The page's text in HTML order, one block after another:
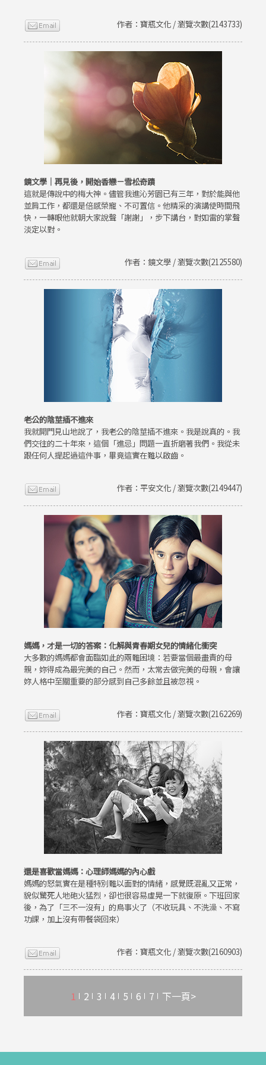
作者：寶瓶文化 / 瀏覽次數(2143733)
鏡文學｜再見後，開始香戀－雪松奇蹟
這就是傳說中的梅大神。儘管我進沁芳園已有三年，對於能與他
並肩工作，都還是倍感榮寵、不可置信。他精采的演講使時間飛
快，一轉眼他就朝大家說聲「謝謝」，步下講台，對如雷的掌聲
淡定以對。
作者：鏡文學 / 瀏覽次數(2125580)
老公的陰莖插不進來
我就開門見山地說了，我老公的陰莖插不進來。我是說真的。我
們交往的二十年來，這個「進忌」問題一直折磨著我們。我從未
跟任何人提起過這件事，畢竟這實在難以啟齒。
作者：平安文化 / 瀏覽次數(2149447)
媽媽，才是一切的答案：化解與青春期女兒的情緒化衝突
大多數的媽媽都會面臨如此的兩難困境：若要當個最盡責的母
親，妳得成為最完美的自己。然而，太常去做完美的母親，會讓
妳人格中至關重要的部分感到自己多餘並且被忽視。
作者：寶瓶文化 / 瀏覽次數(2162269)
還是喜歡當媽媽：心理師媽媽的內心戲
媽媽的怒氣實在是種特別難以面對的情緒，感覺既混亂又正常，
貌似驚死人地砲火猛烈，卻也很容易虛晃一下就復原。下班回家
後，為了「三不一沒有」的鳥事火了（不收玩具、不洗澡、不寫
功課，加上沒有帶餐袋回來）
作者：寶瓶文化 / 瀏覽次數(2160903)
1 2 3 4 5 6 7 下一頁>